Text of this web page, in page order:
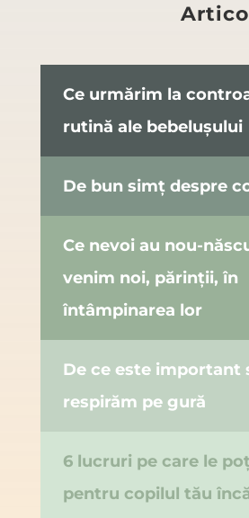
Ce urmărim la
rutină ale bebelușului
De bun simț despre
Ce nevoi au nou-
venim noi, părinții, în
întâmpinarea lor
De ce este important
respirăm pe gură
6 lucruri pe care le
pentru copilul tău